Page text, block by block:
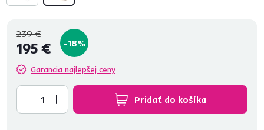
239 €
195 € -18%
Garancia najlepšej ceny
Pridať do košíka